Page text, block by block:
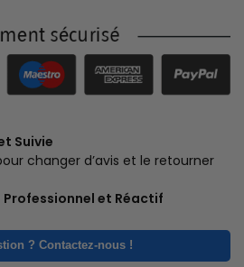
Suivie
changer d’avis et le retourner
Professionnel et Réactif
? Contactez-nous !